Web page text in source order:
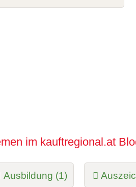
im kauftregional.at
Ausbildung (1)